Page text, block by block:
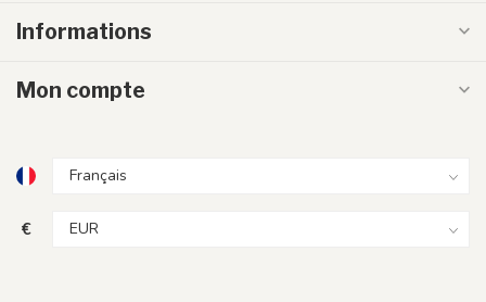
Informations
Mon compte
€